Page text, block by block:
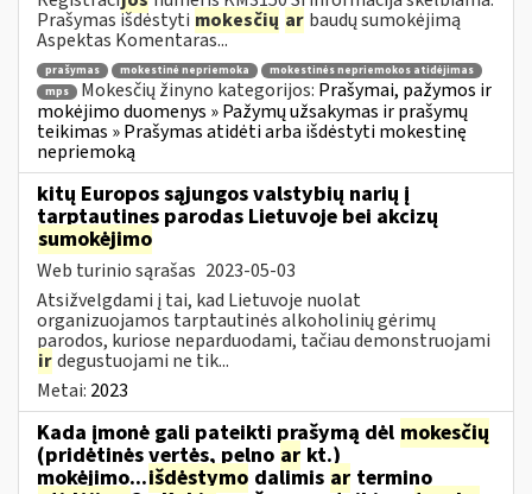
Prašymas išdėstyti mokesčių ar baudų sumokėjimą
Aspektas Komentaras...
prašymas mokestinė nepriemoka
mokestinės nepriemokos atidėjimas
mps
Mokesčių žinyno kategorijos: Prašymai, pažymos ir
mokėjimo duomenys » Pažymų užsakymas ir prašymų
teikimas » Prašymas atidėti arba išdėstyti mokestinę
nepriemoką
kitų Europos sąjungos valstybių narių į
tarptautines parodas Lietuvoje bei akcizų
sumokėjimo
Web turinio sąrašas 2023-05-03
Atsižvelgdami į tai, kad Lietuvoje nuolat
organizuojamos tarptautinės alkoholinių gėrimų
parodos, kuriose neparduodami, tačiau demonstruojami
irdegustuojami ne tik...
Metai: 2023
Kada įmonė gali pateikti prašymą dėl mokesčių
(pridėtinės vertės, pelno ar kt.)
mokėjimo...išdėstymo dalimis ar termino